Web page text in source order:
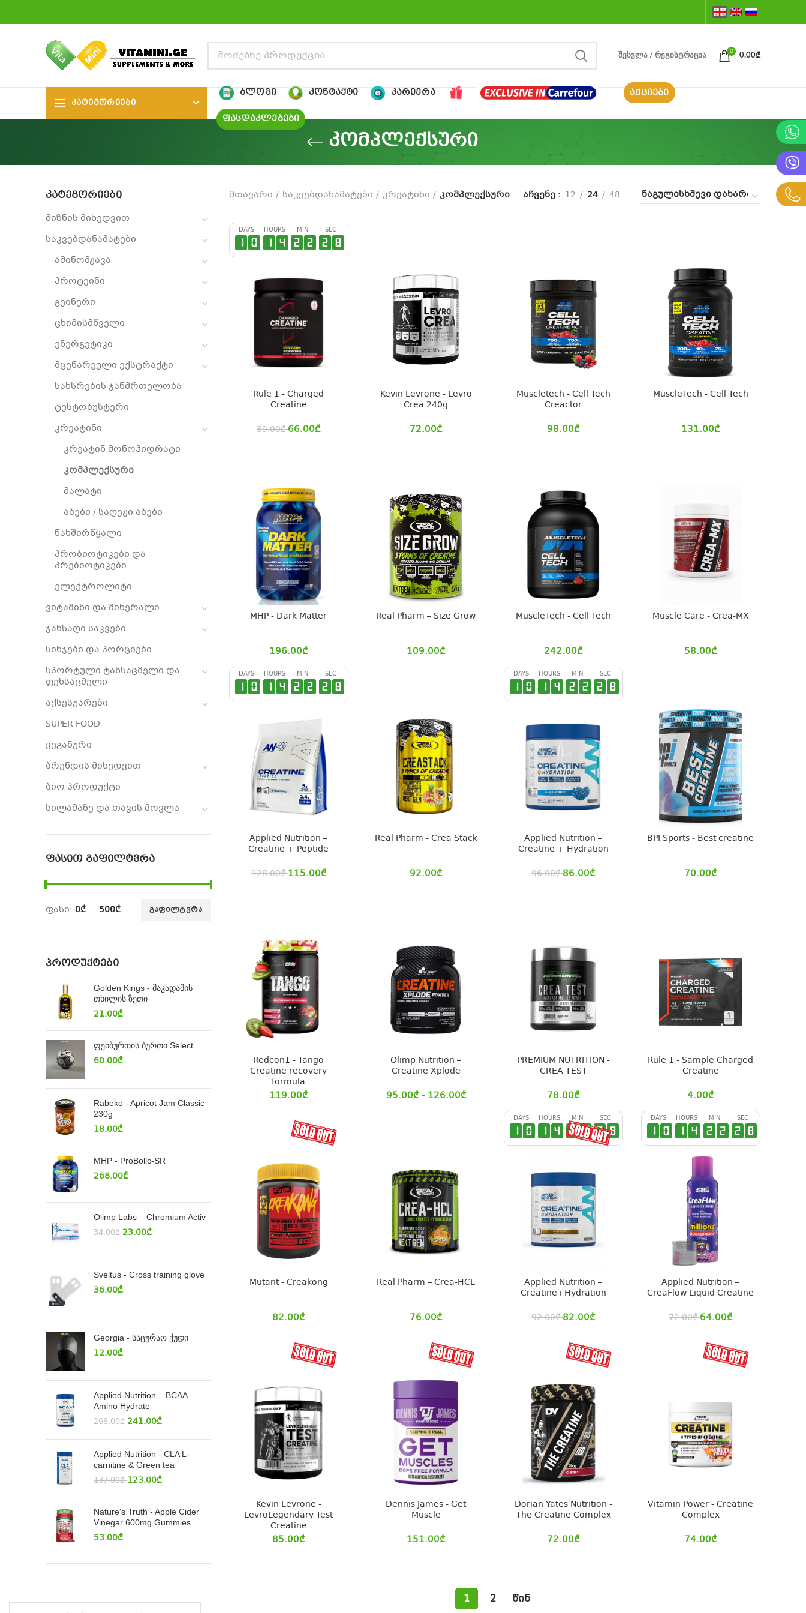
ᲨᲔᲡᲕᲚᲐ / ᲠᲔᲒᲘᲡᲢᲠᲐᲪᲘᲐ
0
0.00₾
ᲙᲐᲢᲔᲒᲝᲠᲘᲔᲑᲘ
ᲑᲚᲝᲒᲘ ᲙᲝᲜᲢᲐᲥᲢᲘ ᲙᲐᲠᲘᲔᲠᲐ
ᲐᲥᲪᲘᲔᲑᲘ
ᲤᲐᲡᲓᲐᲙᲚᲔᲑᲔᲑᲘ
კომპლექსური
ᲙᲐᲢᲔᲒᲝᲠᲘᲔᲑᲘ
მიზნის მიხედვით
საკვებდანამატები
ამინომჟავა
პროტეინი
გეინერი
ცხიმისმწველი
ენერგეტიკი
მცენარეული ექსტრაქტი
სახსრების ჯანმრთელობა
ტესტობუსტერი
კრეატინი
კრეატინ მონოჰიდრატი
კომპლექსური
მალატი
აბები / საღეჟი აბები
ნახშირწყალი
პრობიოტიკები და
პრებიოტიკები
ელექტროლიტი
ვიტამინი და მინერალი
ჯანსაღი საკვები
სინჯები და პორციები
სპორტული ტანსაცმელი და
ფეხსაცმელი
აქსესუარები
SUPER FOOD
ვეგანური
ბრენდის მიხედვით
ბიო პროდუქტი
სილამაზე და თავის მოვლა
ᲤᲐᲡᲘᲗ ᲒᲐᲤᲘᲚᲢᲕᲠᲐ
ᲒᲐᲤᲘᲚᲢᲕᲠᲐ
ფასი: 0₾— 500₾
ᲞᲠᲝᲓᲣᲥᲢᲔᲑᲘ
Golden Kings - მაკადამის
თხილის ზეთი
21.00₾
ფეხბურთის ბურთი Select
60.00₾
Rabeko - Apricot Jam Classic
230g
18.00₾
MHP - ProBolic-SR
268.00₾
Olimp Labs – Chromium Activ
34.00₾ 23.00₾
Sveltus - Cross training glove
36.00₾
Georgia - საცურაო ქუდი
12.00₾
Applied Nutrition – BCAA
Amino Hydrate
268.00₾ 241.00₾
Applied Nutrition - CLA L-
carnitine & Green tea
137.00₾ 123.00₾
Nature's Truth - Apple Cider
Vinegar 600mg Gummies
53.00₾
მთავარი საკვებდანამატები კრეატინი კომპლექსური აჩვენე 12 24 48
DAYS
1 0
HOURS
1 4
MIN
2 2
SEC
2 7
Rule 1 - Charged
Creatine
89.00₾ 66.00₾
Kevin Levrone - Levro
Crea 240g
72.00₾
Muscletech - Cell Tech
Creactor
98.00₾
MuscleTech - Cell Tech
131.00₾
MHP - Dark Matter
196.00₾
Real Pharm – Size Grow
109.00₾
MuscleTech - Cell Tech
242.00₾
Muscle Care - Crea-MX
58.00₾
DAYS
1 0
HOURS
1 4
MIN
2 2
SEC
2 7
Applied Nutrition –
Creatine + Peptide
128.00₾115.00₾
Real Pharm - Crea Stack
92.00₾
DAYS
1 0
HOURS
1 4
MIN
2 2
SEC
2 7
Applied Nutrition –
Creatine + Hydration
96.00₾ 86.00₾
BPI Sports - Best creatine
70.00₾
Redcon1 - Tango
Creatine recovery
formula
119.00₾
Olimp Nutrition –
Creatine Xplode
95.00₾- 126.00₾
PREMIUM NUTRITION -
CREA TEST
78.00₾
Rule 1 - Sample Charged
Creatine
4.00₾
Mutant - Creakong
82.00₾
Real Pharm – Crea-HCL
76.00₾
DAYS
1 0
HOURS
1 4
MIN
2 2
SEC
2 7
Applied Nutrition –
Creatine+Hydration
92.00₾ 82.00₾
DAYS
1 0
HOURS
1 4
MIN
2 2
SEC
2 7
Applied Nutrition –
CreaFlow Liquid Creatine
72.00₾64.00₾
Kevin Levrone -
LevroLegendary Test
Creatine
85.00₾
Dennis James - Get
Muscle
151.00₾
Dorian Yates Nutrition -
The Creatine Complex
72.00₾
Vitamin Power - Creatine
Complex
74.00₾
1 2 წინ